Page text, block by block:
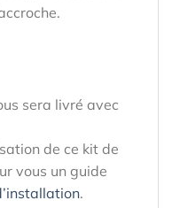
sera livré avec
de ce kit de
vous un guide
.